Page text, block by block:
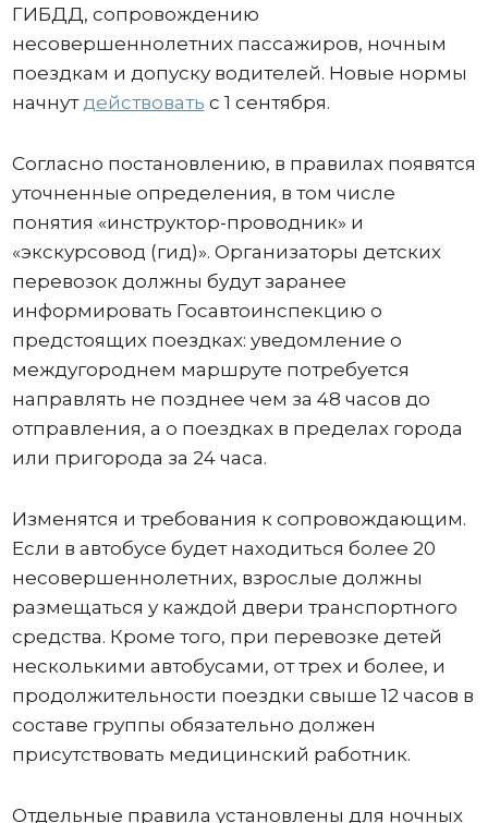
ГИБДД, сопровождению
несовершеннолетних пассажиров, ночным
поездкам и допуску водителей. Новые нормы
начнут действовать с 1 сентября.
Согласно постановлению, в правилах появятся
уточненные определения, в том числе
понятия «инструктор-проводник» и
«экскурсовод (гид)». Организаторы детских
перевозок должны будут заранее
информировать Госавтоинспекцию о
предстоящих поездках: уведомление о
междугороднем маршруте потребуется
направлять не позднее чем за 48 часов до
отправления, а о поездках в пределах города
или пригорода за 24 часа.
Изменятся и требования к сопровождающим.
Если в автобусе будет находиться более 20
несовершеннолетних, взрослые должны
размещаться у каждой двери транспортного
средства. Кроме того, при перевозке детей
несколькими автобусами, от трех и более, и
продолжительности поездки свыше 12 часов в
составе группы обязательно должен
присутствовать медицинский работник.
Отдельные правила установлены для ночных